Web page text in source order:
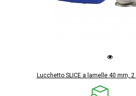
Lucchetto SLICE a lamelle 40 mm, 2